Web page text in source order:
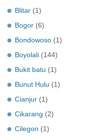
Blitar (1)
Bogor (6)
Bondowoso (1)
Boyolali (144)
Bukit batu (1)
Bunut Hulu (1)
Cianjur (1)
Cikarang (2)
Cilegon (1)